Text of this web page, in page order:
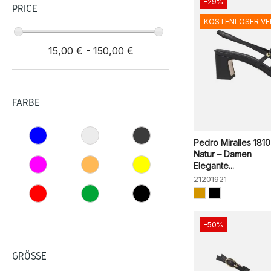
PRICE
15,00 € - 150,00 €
FARBE
GRÖSSE
Pedro Miralles
Natur – Damen
Elegante...
21201921
KOSTENLOSER
-50%